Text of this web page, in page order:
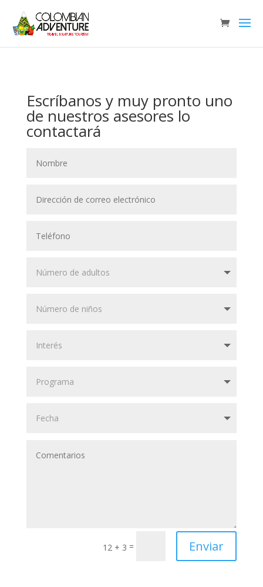
Escríbanos y muy pronto uno
de nuestros asesores lo
contactará
12 + 3 = Enviar